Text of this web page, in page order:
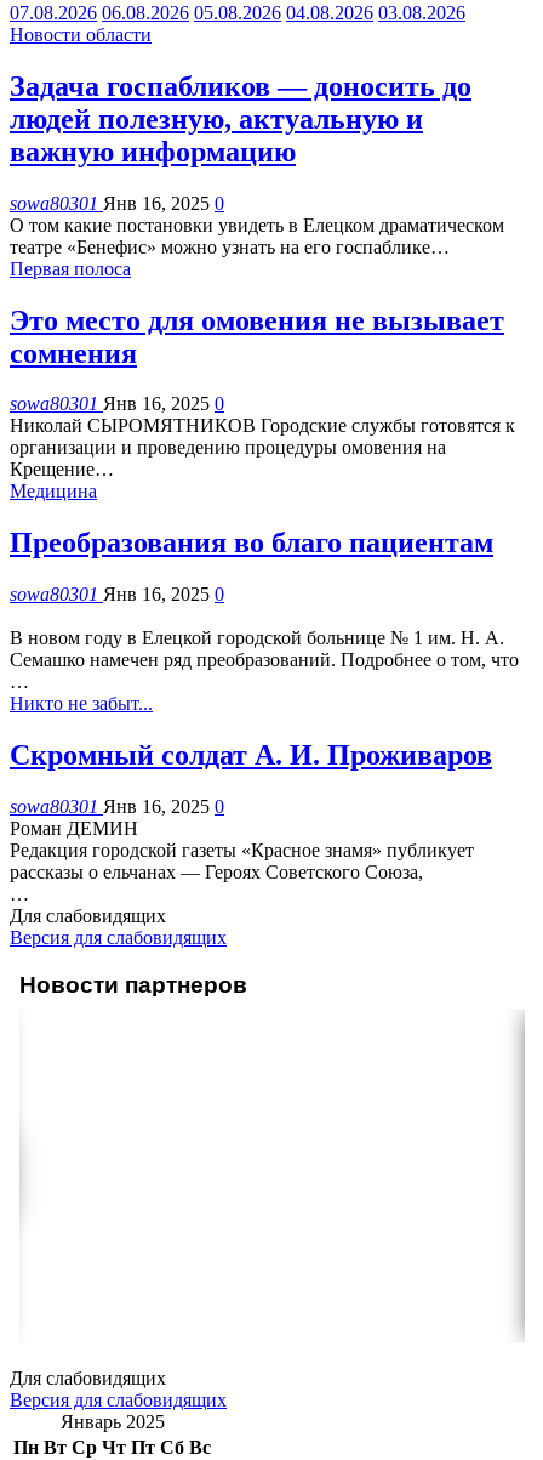
07.08.2026 06.08.2026 05.08.2026 04.08.2026 03.08.2026
Новости области
Задача госпабликов — доносить до
людей полезную, актуальную и
важную информацию
sowa80301 Янв 16, 2025 0
О том какие постановки увидеть в Елецком драматическом
театре «Бенефис» можно узнать на его госпаблике…
Первая полоса
Это место для омовения не вызывает
сомнения
sowa80301 Янв 16, 2025 0
Николай СЫРОМЯТНИКОВ Городские службы готовятся к
организации и проведению процедуры омовения на
Крещение…
Медицина
Преобразования во благо пациентам
sowa80301 Янв 16, 2025 0
В новом году в Елецкой городской больнице № 1 им. Н. А.
Семашко намечен ряд преобразований. Подробнее о том, что
…
Никто не забыт...
Скромный солдат А. И. Проживаров
sowa80301 Янв 16, 2025 0
Роман ДЕМИН
Редакция городской газеты «Красное знамя» публикует
рассказы о ельчанах — Героях Советского Союза,
…
Для слабовидящих
Версия для слабовидящих
Новости партнеров
Для слабовидящих
Версия для слабовидящих
Январь 2025
Пн Вт Ср Чт Пт Сб Вс